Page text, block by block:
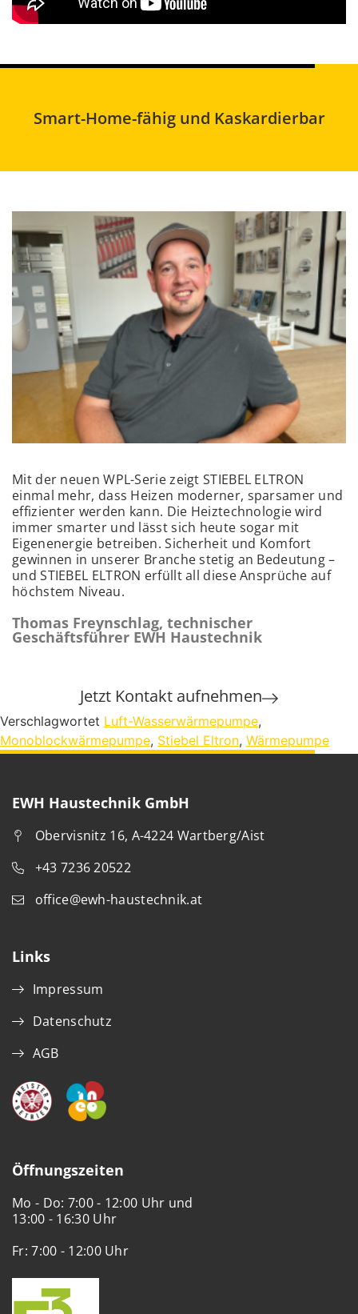
Smart-Home-fähig und Kaskardierbar
Mit der neuen WPL-Serie zeigt STIEBEL ELTRON
einmal mehr, dass Heizen moderner, sparsamer und
effizienter werden kann. Die Heiztechnologie wird
immer smarter und lässt sich heute sogar mit
Eigenenergie betreiben. Sicherheit und Komfort
gewinnen in unserer Branche stetig an Bedeutung –
und STIEBEL ELTRON erfüllt all diese Ansprüche auf
höchstem Niveau.
Thomas Freynschlag, technischer
Geschäftsführer EWH Haustechnik
Jetzt Kontakt aufnehmen
Verschlagwortet Luft-Wasserwärmepumpe,
Monoblockwärmepumpe, Stiebel Eltron, Wärmepumpe
EWH Haustechnik GmbH
Obervisnitz 16, A-4224 Wartberg/Aist
+43 7236 20522
office@ewh-haustechnik.at
Links
Impressum
Datenschutz
AGB
Öffnungszeiten
Mo - Do: 7:00 - 12:00 Uhr und
13:00 - 16:30 Uhr
Fr: 7:00 - 12:00 Uhr